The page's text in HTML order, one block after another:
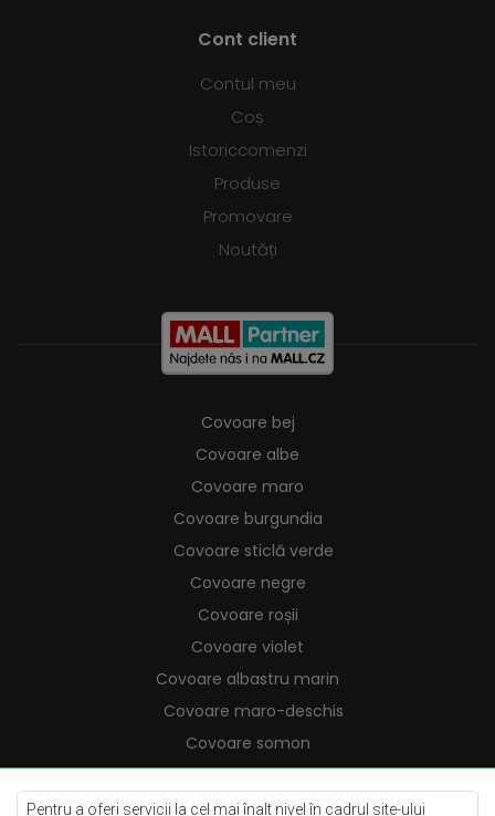
Pentru a oferi servicii la cel mai înalt nivel în cadrul site-ului
Cont client
Contul meu
Coș
Istoriccomenzi
Produse
Promovare
Noutăți
Covoare bej
Covoare albe
Covoare maro
Covoare burgundia
Covoare sticlă verde
Covoare negre
Covoare roșii
Covoare violet
Covoare albastru marin
Covoare maro-deschis
Covoare somon
Covoare crem
Covoare lila